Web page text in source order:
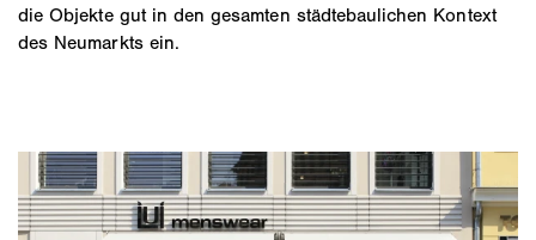
die Objekte gut in den gesamten städtebaulichen Kontext
des Neumarkts ein.